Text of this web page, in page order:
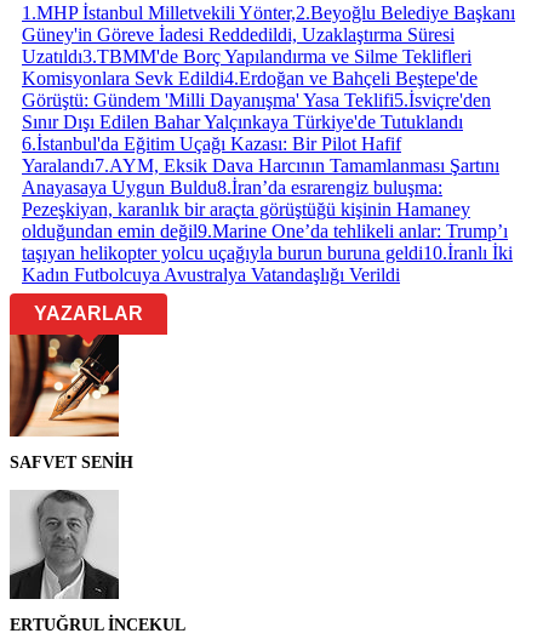
1 .MHP İstanbul Milletvekili Yönter,2.Beyoğlu Belediye Başkanı
Güney'in Göreve İadesi Reddedildi, Uzaklaştırma Süresi
Uzatıldı3.TBMM'de Borç Yapılandırma ve Silme Teklifleri
Komisyonlara Sevk Edildi4.Erdoğan ve Bahçeli Beştepe'de
Görüştü: Gündem 'Milli Dayanışma' Yasa Teklifi5.İsviçre'den
Sınır Dışı Edilen Bahar Yalçınkaya Türkiye'de Tutuklandı
6.İstanbul'da Eğitim Uçağı Kazası: Bir Pilot Hafif
Yaralandı7.AYM, Eksik Dava Harcının Tamamlanması Şartını
Anayasaya Uygun Buldu8.İran’da esrarengiz buluşma:
Pezeşkiyan, karanlık bir araçta görüştüğü kişinin Hamaney
olduğundan emin değil9.Marine One’da tehlikeli anlar: Trump’ı
taşıyan helikopter yolcu uçağıyla burun buruna geldi10.İranlı İki
Kadın Futbolcuya Avustralya Vatandaşlığı Verildi
YAZARLAR
SAFVET SENİH
ERTUĞRUL İNCEKUL